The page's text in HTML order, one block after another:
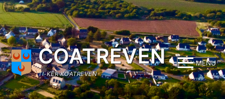
Aller
au
contenu
COATRÉVEN
TI-KÊR KOATREVEN
MENU